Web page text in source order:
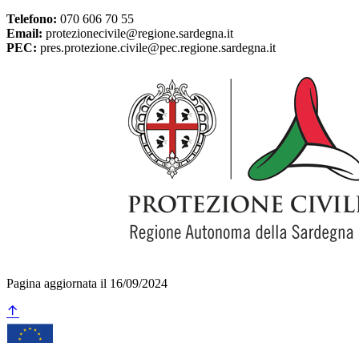
Telefono: 070 606 70 55
Email: protezionecivile@regione.sardegna.it
PEC: pres.protezione.civile@pec.regione.sardegna.it
Pagina aggiornata il 16/09/2024